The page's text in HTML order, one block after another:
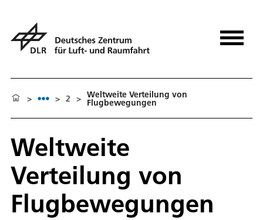
> > 2 > Weltweite Verteilung von
Flugbewegungen
Weltweite
Verteilung von
Flugbewegungen